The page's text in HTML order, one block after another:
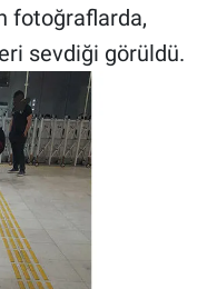
fotoğraflarda,
sevdiği görüldü.